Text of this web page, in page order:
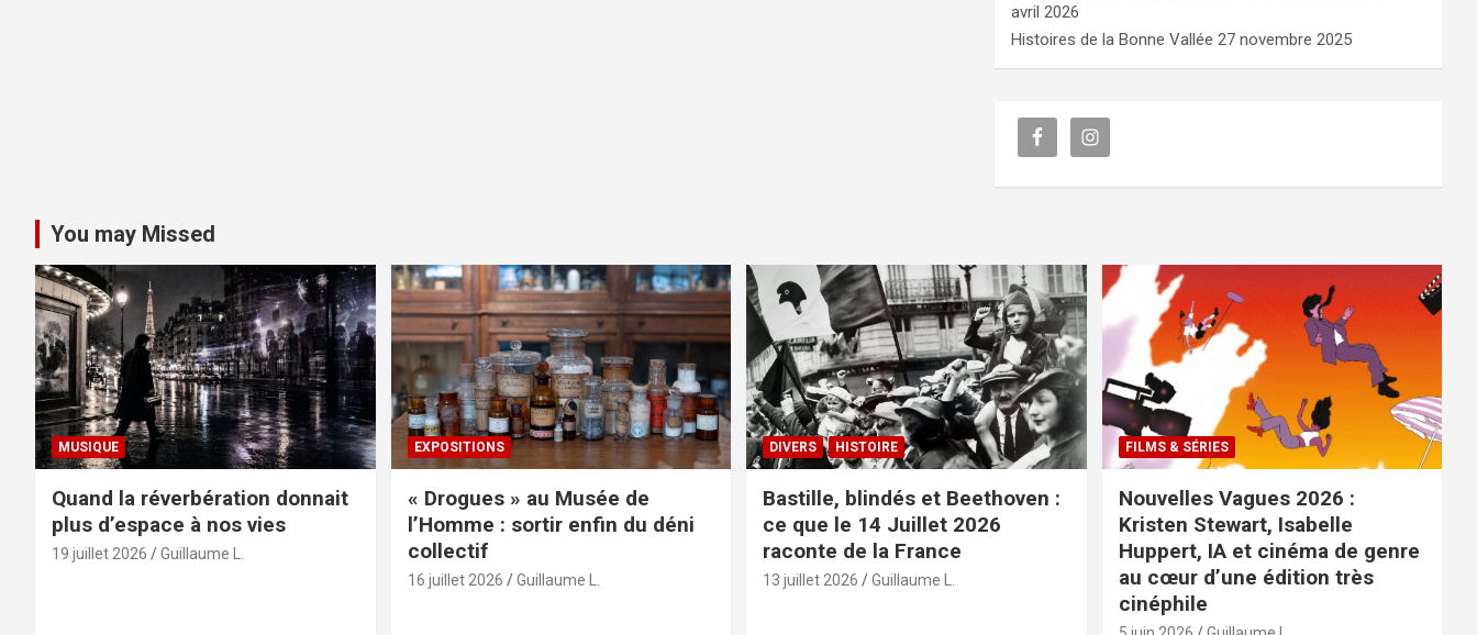
avril 2026
Histoires de la Bonne Vallée 27 novembre 2025
You may Missed
MUSIQUE
Quand la réverbération donnait
plus d’espace à nos vies
19 juillet 2026 Guillaume L.
EXPOSITIONS
« Drogues » au Musée de
l’Homme : sortir enfin du déni
collectif
16 juillet 2026 Guillaume L.
DIVERS HISTOIRE
Bastille, blindés et Beethoven :
ce que le 14 Juillet 2026
raconte de la France
13 juillet 2026 Guillaume L.
FILMS & SÉRIES
Nouvelles Vagues 2026 :
Kristen Stewart, Isabelle
Huppert, IA et cinéma de genre
au cœur d’une édition très
cinéphile